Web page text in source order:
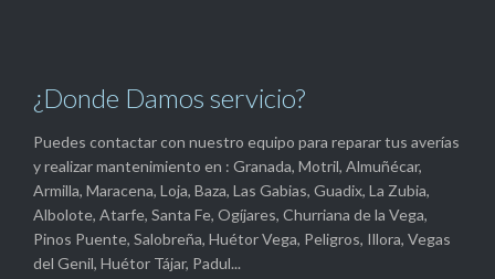
¿Donde Damos servicio?
Puedes contactar con nuestro equipo para reparar tus averías
y realizar mantenimiento en : Granada, Motril, Almuñécar,
Armilla, Maracena, Loja, Baza, Las Gabias, Guadix, La Zubia,
Albolote, Atarfe, Santa Fe, Ogíjares, Churriana de la Vega,
Pinos Puente, Salobreña, Huétor Vega, Peligros, Illora, Vegas
del Genil, Huétor Tájar, Padul...